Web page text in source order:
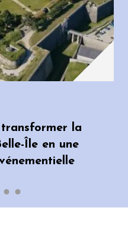
la
Île en une